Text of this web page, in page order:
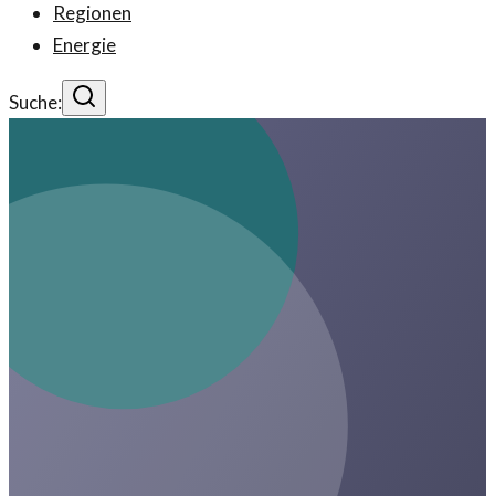
Regionen
Energie
Suche: